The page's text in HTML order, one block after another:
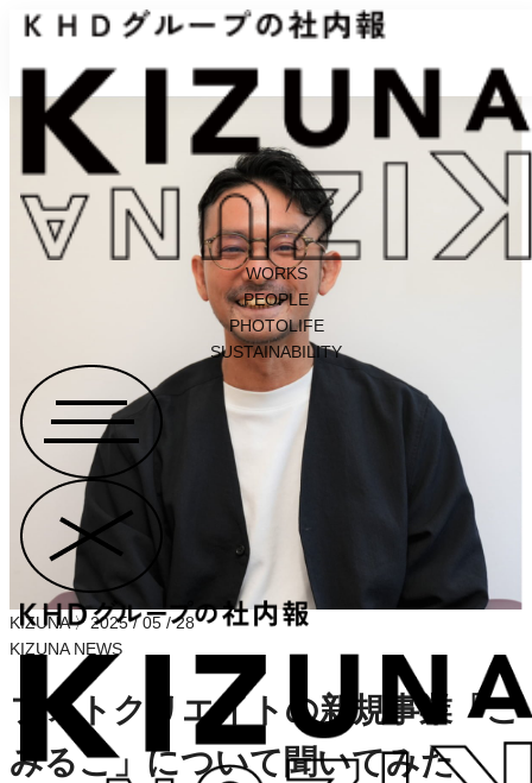
WORKS
PEOPLE
PHOTOLIFE
SUSTAINABILITY
KIZUNA〉 2025 / 05 / 28
KIZUNA NEWS
フォトクリエイトの新規事業「こ
みるこ」について聞いてみた